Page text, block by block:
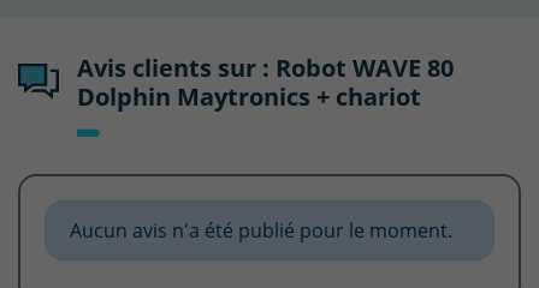
Avis clients sur : Robot WAVE 80
Dolphin Maytronics + chariot
Aucun avis n'a été publié pour le moment.